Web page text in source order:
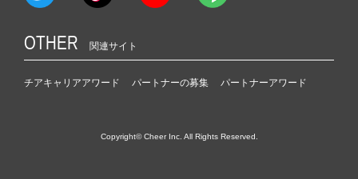
OTHER 関連サイト
チアキャリアアワード パートナーの募集 パートナーアワード
Copyright© Cheer Inc. All Rights Reserved.